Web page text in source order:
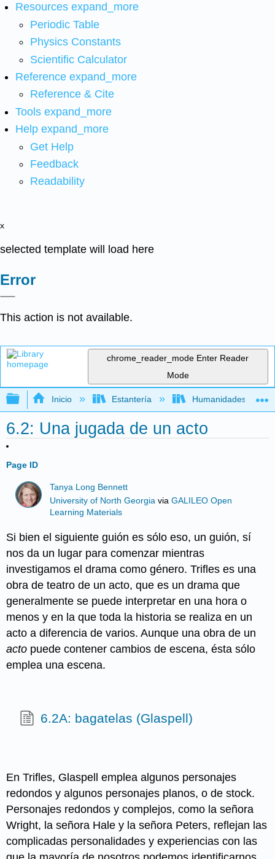
Resources expand_more
Periodic Table
Physics Constants
Scientific Calculator
Reference expand_more
Reference & Cite
Tools expand_more
Help expand_more
Get Help
Feedback
Readability
x
selected template will load here
Error
This action is not available.
chrome_reader_mode Enter Reader
Mode
Expandir/contraer jerarquía global
Inicio Estantería Humanidades
6.2: Una jugada de un acto
Page ID
Tanya Long Bennett
University of North Georgia viaGALILEO Open
Learning Materials
Si bien el siguiente guión es sólo eso, un guión, sí
nos da un lugar para comenzar mientras
investigamos el drama como género. Trifles es una
obra de teatro de un acto, que es un drama que
generalmente se puede interpretar en una hora o
menos y en la que toda la historia se realiza en un
acto a diferencia de varios. Aunque una obra de un
acto puede contener cambios de escena, ésta sólo
emplea una escena.
6.2A: bagatelas (Glaspell)
En Trifles, Glaspell emplea algunos personajes
redondos y algunos personajes planos, o de stock.
Personajes redondos y complejos, como la señora
Wright, la señora Hale y la señora Peters, reflejan las
complicadas personalidades y experiencias con las